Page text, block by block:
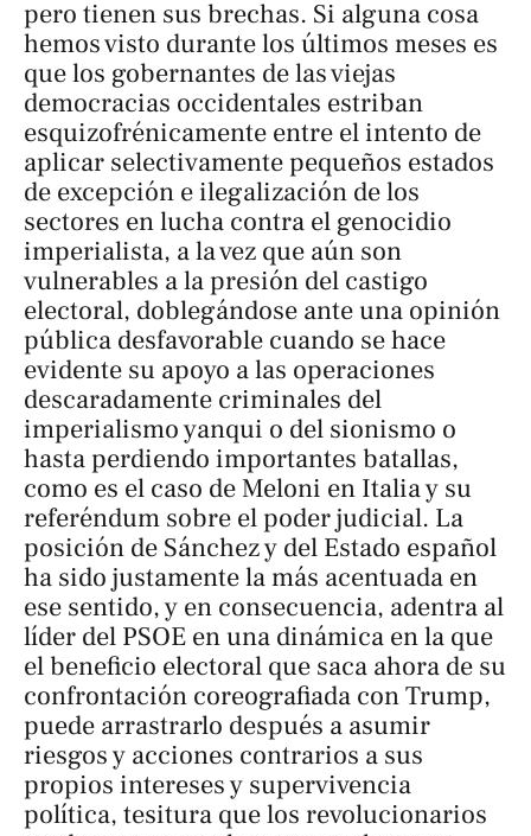
pero tienen sus brechas. Si alguna cosa
hemos visto durante los últimos meses es
que los gobernantes de las viejas
democracias occidentales estriban
esquizofrénicamente entre el intento de
aplicar selectivamente pequeños estados
de excepción e ilegalización de los
sectores en lucha contra el genocidio
imperialista, a la vez que aún son
vulnerables a la presión del castigo
electoral, doblegándose ante una opinión
pública desfavorable cuando se hace
evidente su apoyo a las operaciones
descaradamente criminales del
imperialismo yanqui o del sionismo o
hasta perdiendo importantes batallas,
como es el caso de Meloni en Italia y su
referéndum sobre el poder judicial. La
posición de Sánchez y del Estado español
ha sido justamente la más acentuada en
ese sentido, y en consecuencia, adentra al
líder del PSOE en una dinámica en la que
el beneficio electoral que saca ahora de su
confrontación coreografiada con Trump,
puede arrastrarlo después a asumir
riesgos y acciones contrarios a sus
propios intereses y supervivencia
política, tesitura que los revolucionarios